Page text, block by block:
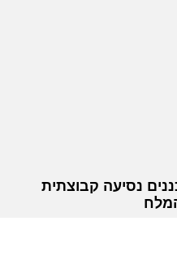
כך מתכננים נסיעה קבוצתית